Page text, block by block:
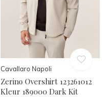
Cavallaro Napoli
Zerino Overshirt 123261012
Kleur 189000 Dark Kit